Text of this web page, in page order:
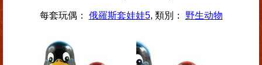
每套玩偶： 俄羅斯套娃娃5, 類別： 野生动物